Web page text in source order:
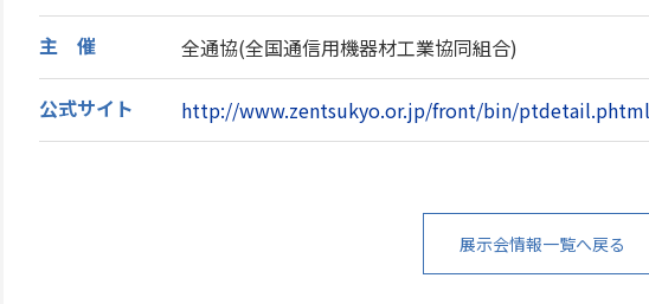
主 催 全通協(全国通信用機器材工業協同組合)
公式サイト http://www.zentsukyo.or.jp/front/bin/
展示会情報一覧へ戻る